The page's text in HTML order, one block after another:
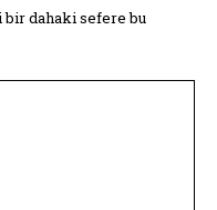
dahaki sefere bu